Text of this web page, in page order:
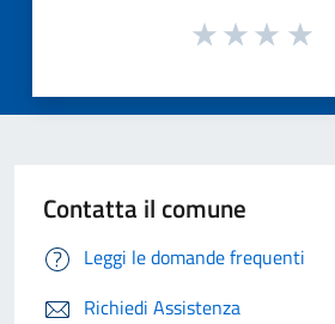
Contatta il comune
Leggi le domande frequenti
Richiedi Assistenza